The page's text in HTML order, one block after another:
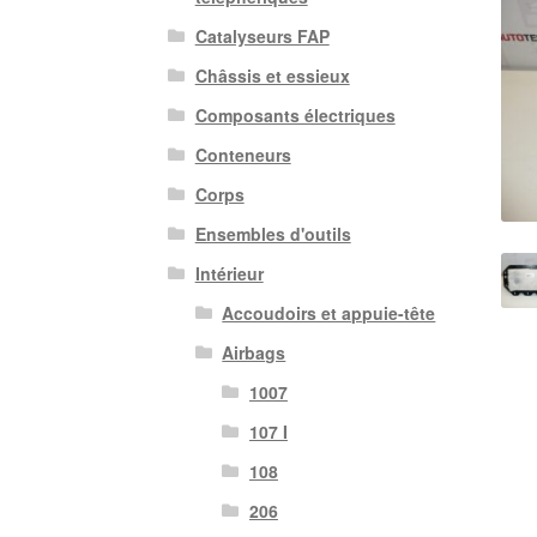
Catalyseurs FAP
Châssis et essieux
Composants électriques
Conteneurs
Corps
Ensembles d'outils
Intérieur
Accoudoirs et appuie-tête
Airbags
1007
107 I
108
206